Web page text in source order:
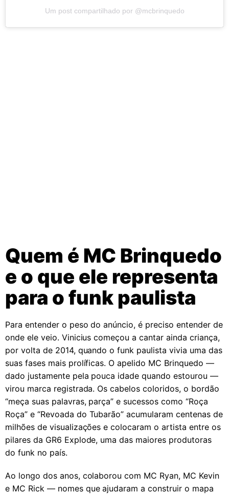
Um post compartilhado por @mcbrinquedo
Quem é MC Brinquedo
e o que ele representa
para o funk paulista
Para entender o peso do anúncio, é preciso entender de
onde ele veio. Vinicius começou a cantar ainda criança,
por volta de 2014, quando o funk paulista vivia uma das
suas fases mais prolíficas. O apelido MC Brinquedo —
dado justamente pela pouca idade quando estourou —
virou marca registrada. Os cabelos coloridos, o bordão
“meça suas palavras, parça” e sucessos como “Roça
Roça” e “Revoada do Tubarão” acumularam centenas de
milhões de visualizações e colocaram o artista entre os
pilares da GR6 Explode, uma das maiores produtoras
do funk no país.
Ao longo dos anos, colaborou com MC Ryan, MC Kevin
e MC Rick — nomes que ajudaram a construir o mapa